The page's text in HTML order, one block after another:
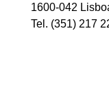
1600-042
Tel. (351) 217